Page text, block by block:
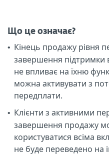
Що це означає?
• Кінець продажу рівня
завершення підтримки
не впливає на їхню
можна активувати з
передплати.
• Клієнти з активними
завершення продажу
користуватися всіма
не буде переведено на